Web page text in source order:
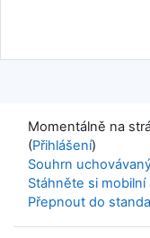
Momentálně na
(Přihlášení)
Souhrn
Stáhněte si mobilní
Přepnout do